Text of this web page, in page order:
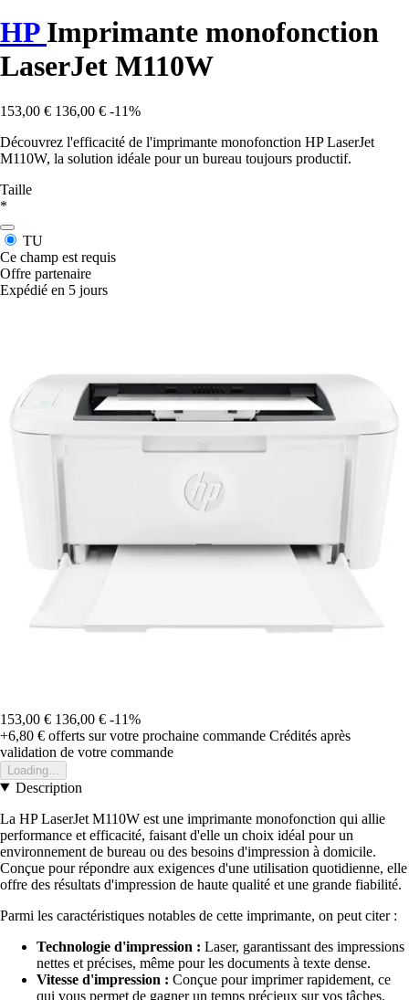
HP Imprimante monofonction
LaserJet M110W
153,00 € 136,00 € -11%
Découvrez l'efficacité de l'imprimante monofonction HP LaserJet
M110W, la solution idéale pour un bureau toujours productif.
Taille
*
TU
Ce champ est requis
Offre partenaire
Expédié en 5 jours
153,00 € 136,00 € -11%
+6,80 € offerts sur votre prochaine commande Crédités après
validation de votre commande
Loading...
Description
La HP LaserJet M110W est une imprimante monofonction qui allie
performance et efficacité, faisant d'elle un choix idéal pour un
environnement de bureau ou des besoins d'impression à domicile.
Conçue pour répondre aux exigences d'une utilisation quotidienne, elle
offre des résultats d'impression de haute qualité et une grande fiabilité.
Parmi les caractéristiques notables de cette imprimante, on peut citer :
Technologie d'impression : Laser, garantissant des impressions
nettes et précises, même pour les documents à texte dense.
Vitesse d'impression : Conçue pour imprimer rapidement, ce
qui vous permet de gagner un temps précieux sur vos tâches.